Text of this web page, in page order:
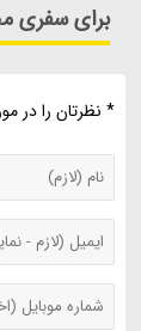
برای سفری
* نظرتان را در